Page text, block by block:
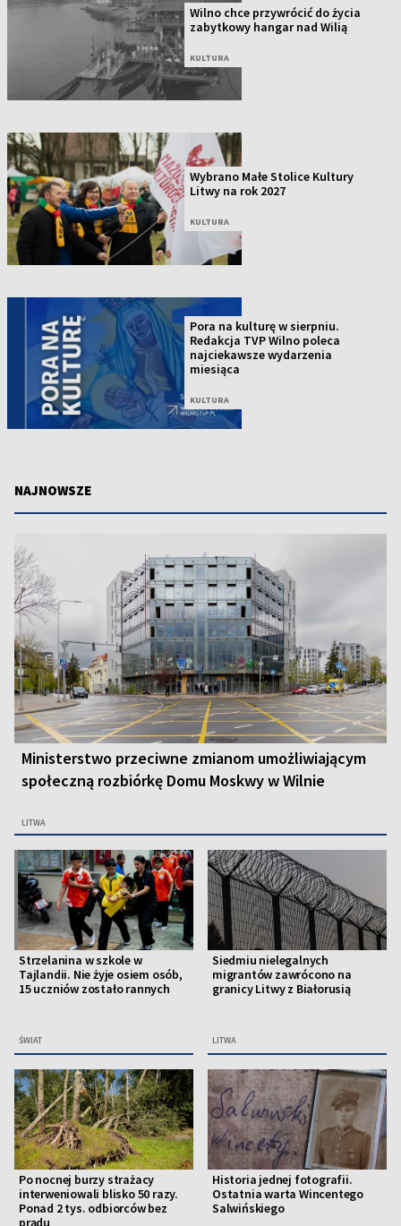
Wilno chce przywrócić do życia
zabytkowy hangar nad Wilią
KULTURA
Wybrano Małe Stolice Kultury
Litwy na rok 2027
KULTURA
Pora na kulturę w sierpniu.
Redakcja TVP Wilno poleca
najciekawsze wydarzenia
miesiąca
KULTURA
NAJNOWSZE
Ministerstwo przeciwne zmianom umożliwiającym
społeczną rozbiórkę Domu Moskwy w Wilnie
LITWA
Strzelanina w szkole w
Tajlandii. Nie żyje osiem osób,
15 uczniów zostało rannych
ŚWIAT
Siedmiu nielegalnych
migrantów zawrócono na
granicy Litwy z Białorusią
LITWA
Po nocnej burzy strażacy
interweniowali blisko 50 razy.
Ponad 2 tys. odbiorców bez
Historia jednej fotografii.
Ostatnia warta Wincentego
Salwińskiego